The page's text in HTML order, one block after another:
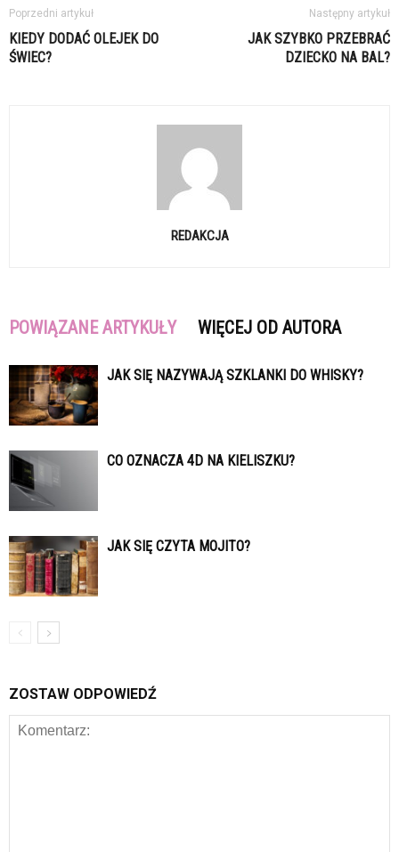
Poprzedni artykuł
KIEDY DODAĆ OLEJEK DO
ŚWIEC?
Następny artykuł
JAK SZYBKO PRZEBRAĆ
DZIECKO NA BAL?
REDAKCJA
POWIĄZANE ARTYKUŁY WIĘCEJ OD AUTORA
JAK SIĘ NAZYWAJĄ SZKLANKI DO WHISKY?
CO OZNACZA 4D NA KIELISZKU?
JAK SIĘ CZYTA MOJITO?
ZOSTAW ODPOWIEDŹ